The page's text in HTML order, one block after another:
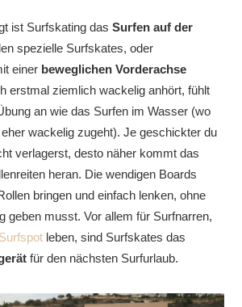
ist Surfskating das Surfen auf der
spezielle Surfskates, oder
einer beweglichen Vorderachse
erstmal ziemlich wackelig anhört, fühlt
an wie das Surfen im Wasser (wo
wackelig zugeht). Je geschickter du
verlagerst, desto näher kommt das
heran. Die wendigen Boards
bringen und einfach lenken, ohne
geben musst. Vor allem für Surfnarren,
Surfspotleben, sind Surfskates das
für den nächsten Surfurlaub.